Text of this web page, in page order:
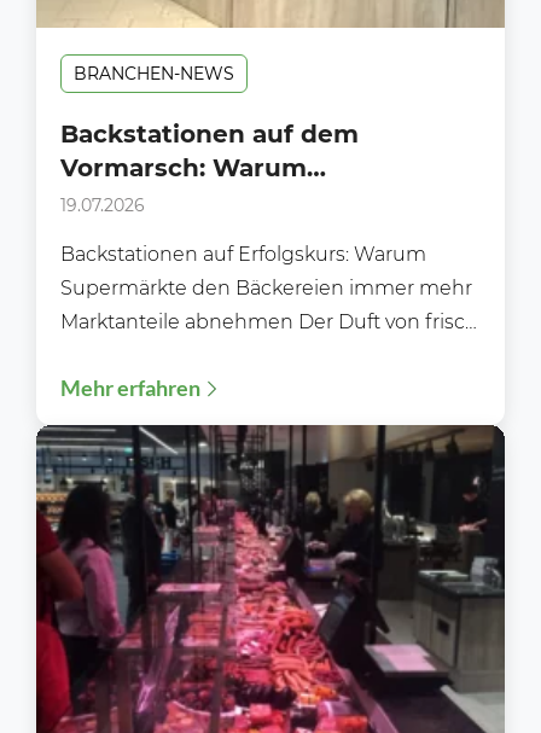
BRANCHEN-NEWS
Backstationen auf dem
Vormarsch: Warum
Supermärkte klassischen
Marktanteile abnehmen
19.07.2026
Backstationen auf Erfolgskurs: Warum
Supermärkte den Bäckereien immer mehr
Marktanteile abnehmen Der Duft von frisch
mehr ausschließlich...
Mehr erfahren